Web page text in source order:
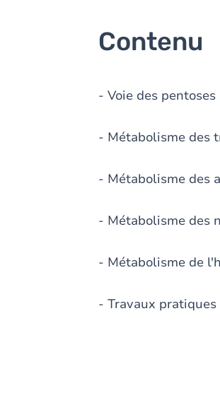
Contenu
- Voie des pentoses
- Métabolisme des
- Métabolisme des
- Métabolisme des
- Métabolisme de
- Travaux pratiques